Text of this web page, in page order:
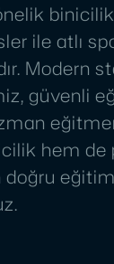
ile atlı
Modern
güvenli
hem
doğru